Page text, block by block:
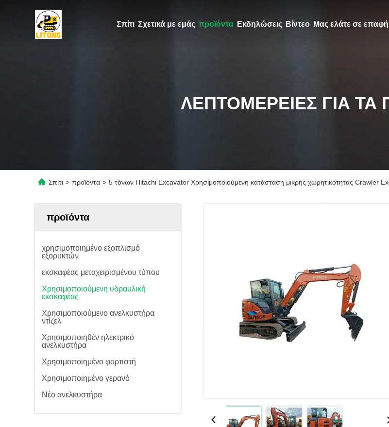
Σπίτι Σχετικά με εμάς προϊόντα Εκδηλώσεις Βίντεο Μας ελάτε σε
ΛΕΠΤΟΜΈΡΕΙΕΣ ΓΙΑ ΤΑ
Σπίτι > προϊόντα > 5 τόνων Hitachi Excavator Χρησιμοποιούμενη κατάσταση μικρής χωρητικότητας Crawler
προϊόντα
χρησιμοποιημένο εξοπλισμό
εξορυκτών
εκσκαφέας μεταχειρισμένου τύπου
Χρησιμοποιούμενη υδραυλική
εκσκαφέας
Χρησιμοποιούμενο ανελκυστήρα
ντίζελ
Χρησιμοποιηθέν ηλεκτρικό
ανελκυστήρα
Χρησιμοποιημένο φορτιστή
Χρησιμοποιημένο γερανό
Νέο ανελκυστήρα